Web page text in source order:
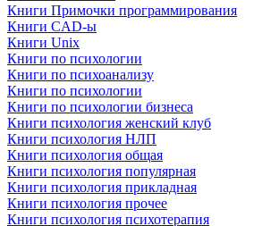
Книги Примочки программирования
Книги CAD-ы
Книги Unix
Книги по психологии
Книги по психоанализу
Книги по психологии
Книги по психологии бизнеса
Книги психология женский клуб
Книги психология НЛП
Книги психология общая
Книги психология популярная
Книги психология прикладная
Книги психология прочее
Книги психология психотерапия